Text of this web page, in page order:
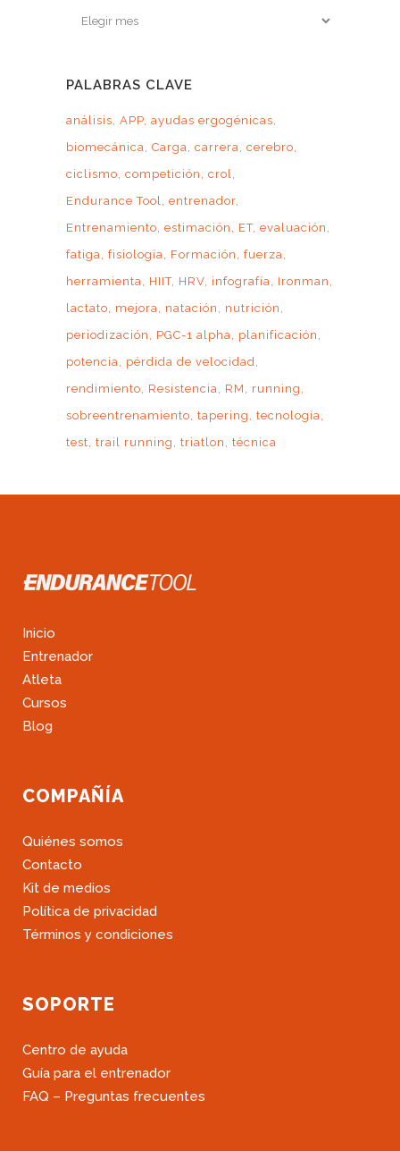
Archivo
PALABRAS CLAVE
análisis APP ayudas ergogénicas
biomecánica Carga carrera cerebro
ciclismo competición
crol
Endurance Tool entrenador
Entrenamiento estimación ET evaluación
fatiga fisiología Formación
fuerza
herramienta
HIIT HRV infografía
Ironman
lactato
mejora natación
nutrición
periodización
PGC-1 alpha
planificación
potencia
pérdida de velocidad
rendimiento
Resistencia RM
running
sobreentrenamiento tapering
tecnología
test trail running triatlon técnica
Inicio
Entrenador
Atleta
Cursos
Blog
COMPAÑÍA
Quiénes somos
Contacto
Kit de medios
Política de privacidad
Términos y condiciones
SOPORTE
Centro de ayuda
Guía para el entrenador
FAQ – Preguntas frecuentes